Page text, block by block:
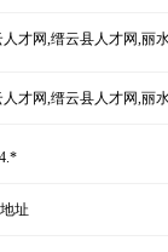
人才网,缙云县人才网,丽
人才网,缙云县人才网,丽
址